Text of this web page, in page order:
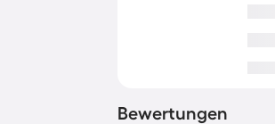
Bewertungen